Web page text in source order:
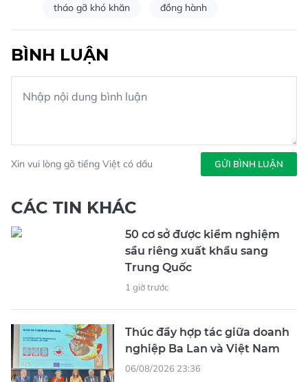
tháo gỡ khó khăn đồng hành
BÌNH LUẬN
Xin vui lòng gõ tiếng Việt có dấu GỬI BÌNH LUẬN
CÁC TIN KHÁC
50 cơ sở được kiểm nghiệm
sầu riêng xuất khẩu sang
Trung Quốc
1 giờ trước
Thúc đẩy hợp tác giữa doanh
nghiệp Ba Lan và Việt Nam
06/08/2026 23:36